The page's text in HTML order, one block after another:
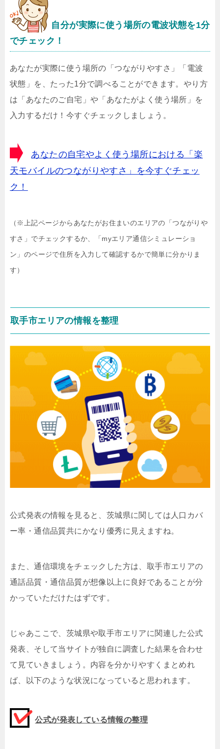
自分が実際に使う場所の電波状態を1分
でチェック！
あなたが実際に使う場所の「つながりやすさ」「電波
状態」を、たった1分で調べることができます。やり方
は「あなたのご自宅」や「あなたがよく使う場所」を
入力するだけ！今すぐチェックしましょう。
あなたの自宅やよく使う場所における「楽
天モバイルのつながりやすさ」を今すぐチェッ
ク！
（※上記ページからあなたがお住まいのエリアの「つながりや
すさ」でチェックするか、「myエリア通信シミュレーショ
ン」のページで住所を入力して確認するかで簡単に分かりま
す）
取手市エリアの情報を整理
公式発表の情報を見ると、茨城県に関しては人口カバ
ー率・通信品質共にかなり優秀に見えますね。
また、通信環境をチェックした方は、取手市エリアの
通話品質・通信品質が想像以上に良好であることが分
かっていただけたはずです。
じゃあここで、茨城県や取手市エリアに関連した公式
発表、そして当サイトが独自に調査した結果を合わせ
て見ていきましょう。内容を分かりやすくまとめれ
ば、以下のような状況になっていると思われます。
公式が発表している情報の整理